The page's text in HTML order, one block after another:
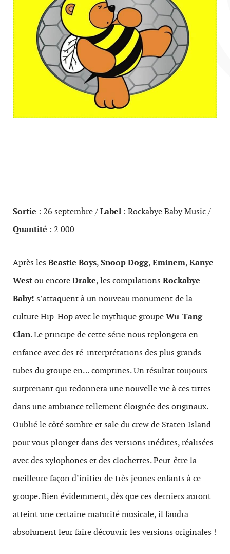
Sortie : 26 septembre /Label : Rockabye Baby Music /
Quantité : 2 000
Après les Beastie Boys,Snoop Dogg,Eminem,Kanye
Westou encoreDrake, les compilations Rockabye
Baby! s’attaquent à un nouveau monument de la
culture Hip-Hop avec le mythique groupeWu-Tang
Clan. Le principe de cette série nous replongera en
enfance avec des ré-interprétations des plus grands
tubes du groupe en… comptines. Un résultat toujours
surprenant qui redonnera une nouvelle vie à ces titres
dans une ambiance tellement éloignée des originaux.
Oublié le côté sombre et sale du crew de Staten Island
pour vous plonger dans des versions inédites, réalisées
avec des xylophones et des clochettes. Peut-être la
meilleure façon d’initier de très jeunes enfants à ce
groupe. Bien évidemment, dès que ces derniers auront
atteint une certaine maturité musicale, il faudra
absolument leur faire découvrir les versions originales !